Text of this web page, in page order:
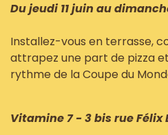
Du jeudi 11 juin au
Installez-vous en terrasse,
attrapez une part de pizza
rythme de la Coupe du
Vitamine 7 - 3 bis rue Félix